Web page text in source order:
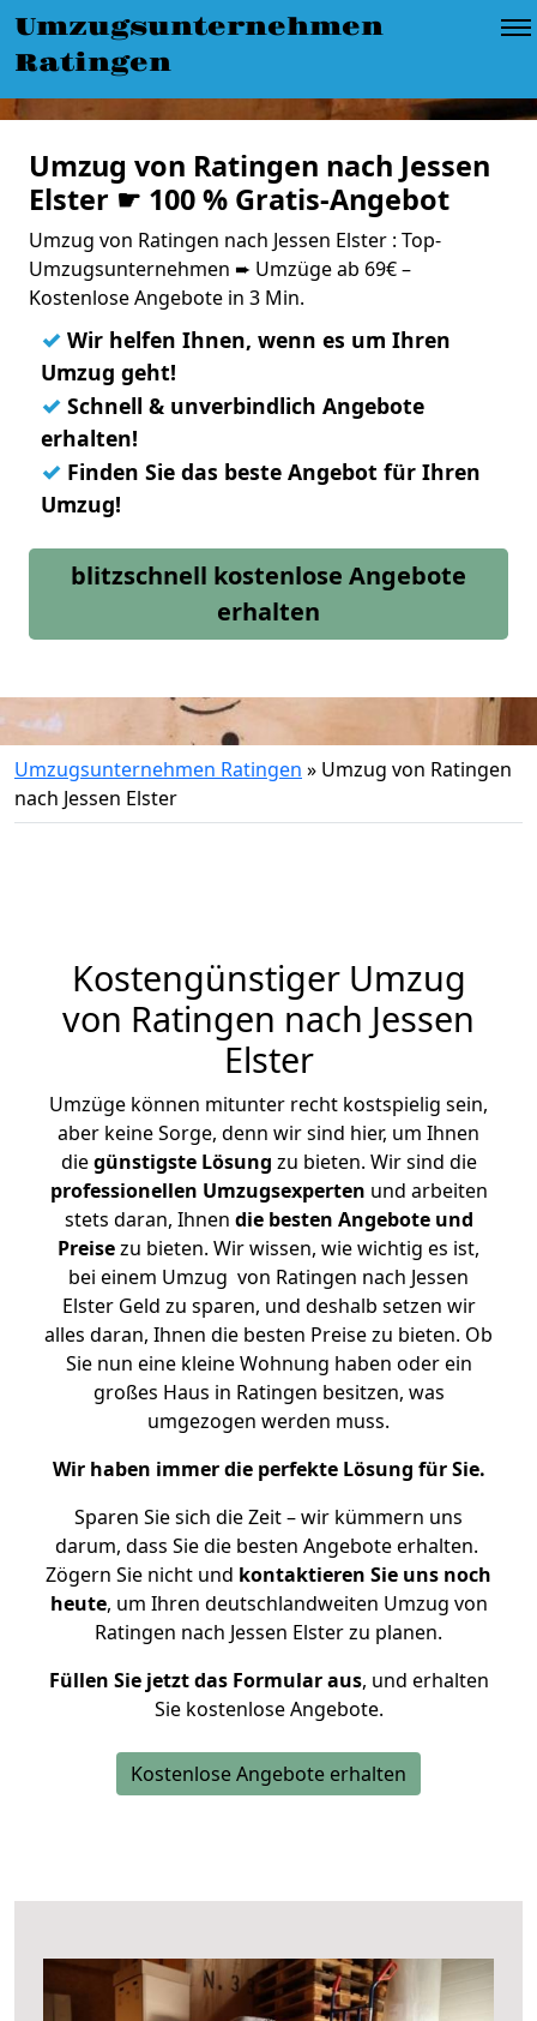
Umzugsunternehmen
Ratingen
Umzug von Ratingen nach Jessen
Elster ☛ 100 % Gratis-Angebot
Umzug von Ratingen nach Jessen Elster : Top-
Umzugsunternehmen ➨ Umzüge ab 69€ –
Kostenlose Angebote in 3 Min.
✓ Wir helfen Ihnen, wenn es um Ihren
Umzug geht!
✓ Schnell & unverbindlich Angebote
erhalten!
✓ Finden Sie das beste Angebot für Ihren
Umzug!
blitzschnell kostenlose Angebote
erhalten
Umzugsunternehmen Ratingen » Umzug von Ratingen
nach Jessen Elster
Kostengünstiger Umzug
von Ratingen nach Jessen
Elster
Umzüge können mitunter recht kostspielig sein,
aber keine Sorge, denn wir sind hier, um Ihnen
diegünstigste Lösung zu bieten. Wir sind die
professionellen Umzugsexperten und arbeiten
stets daran, Ihnen die besten Angebote und
Preisezu bieten. Wir wissen, wie wichtig es ist,
bei einem Umzug von Ratingen nach Jessen
Elster Geld zu sparen, und deshalb setzen wir
alles daran, Ihnen die besten Preise zu bieten. Ob
Sie nun eine kleine Wohnung haben oder ein
großes Haus in Ratingen besitzen, was
umgezogen werden muss.
Wir haben immer die perfekte Lösung für Sie.
Sparen Sie sich die Zeit – wir kümmern uns
darum, dass Sie die besten Angebote erhalten.
Zögern Sie nicht und kontaktieren Sie uns noch
heute, um Ihren deutschlandweiten Umzug von
Ratingen nach Jessen Elster zu planen.
Füllen Sie jetzt das Formular aus, und erhalten
Sie kostenlose Angebote.
Kostenlose Angebote erhalten